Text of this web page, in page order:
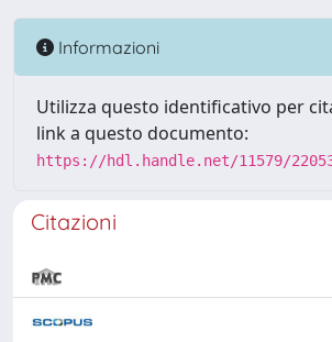
Informazioni
Utilizza questo identificativo per
link a questo documento:
https://hdl.handle.net/11579/
Citazioni